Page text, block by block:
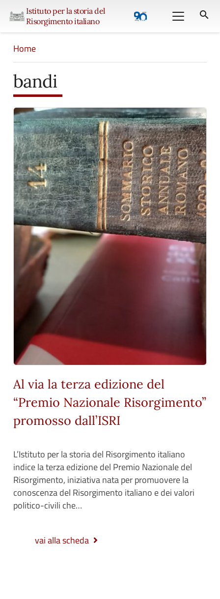
Istituto per la storia del
Risorgimento italiano
search
Home
bandi
Al via la terza edizione del
“Premio Nazionale Risorgimento”
promosso dall’ISRI
L’Istituto per la storia del Risorgimento italiano
indice la terza edizione del Premio Nazionale del
Risorgimento, iniziativa nata per promuovere la
conoscenza del Risorgimento italiano e dei valori
politico-civili che…
vai alla scheda